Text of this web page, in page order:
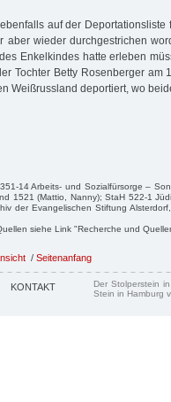
auf der Deportationsliste
aber wieder durchgestrichen
Enkelkindes hatte erleben
Tochter Betty Rosenberger am
Weißrussland deportiert, wo
14 Arbeits- und Sozialfürsorge –
1521 (Mattio, Nanny); StaH 522-1
der Evangelischen Stiftung
siehe Link "Recherche und
/ Seitenanfang
KONTAKT
Der Stolperstein
Stein in Hamburg